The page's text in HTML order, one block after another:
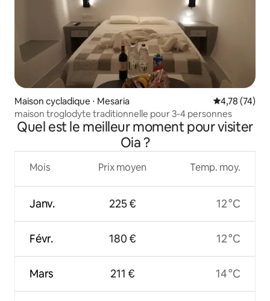
Maison cycladique ⋅ Mesaria Évaluation
4,78 (74)
maison troglodyte traditionnelle pour 3-4 personnes
Quel est le meilleur moment pour visiter
Oia ?
Mois
Janv.
Févr.
Mars
Prix moyen
225 €
180 €
211 €
Temp. moy.
12 °C
12 °C
14 °C